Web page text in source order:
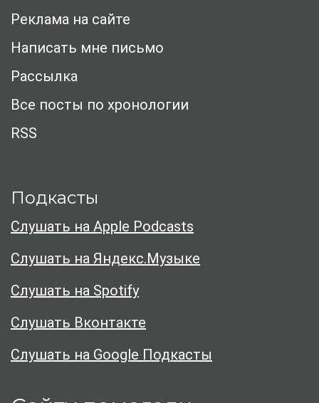
Реклама на сайте
Написать мне письмо
Рассылка
Все посты по хронологии
RSS
Подкасты
Слушать на Apple Podcasts
Слушать на Яндекс.Музыке
Слушать на Spotify
Слушать Вконтакте
Слушать на Google Подкасты